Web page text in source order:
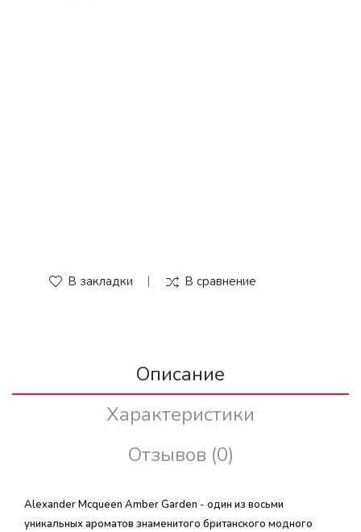
В закладки В сравнение
Описание
Характеристики
Отзывов (0)
Alexander Mcqueen Amber Garden - один из восьми
уникальных ароматов знаменитого британского модного